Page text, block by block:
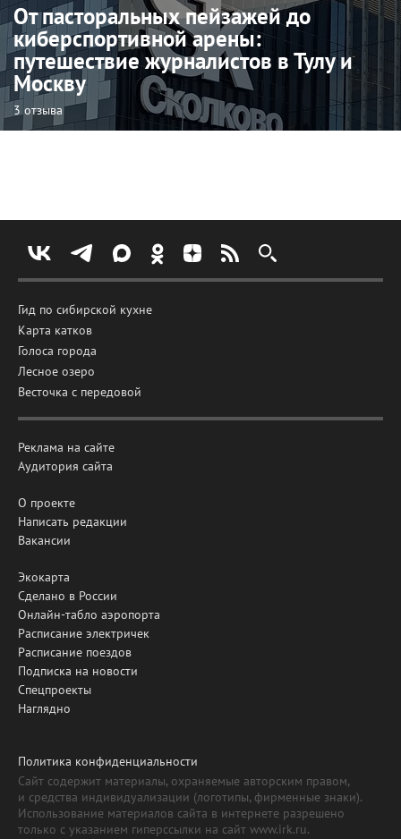
От пасторальных пейзажей до
киберспортивной арены:
путешествие журналистов в Тулу и
Москву
3 отзыва
Гид по сибирской кухне
Карта катков
Голоса города
Лесное озеро
Весточка с передовой
Реклама на сайте
Аудитория сайта
О проекте
Написать редакции
Вакансии
Экокарта
Сделано в России
Онлайн-табло аэропорта
Расписание электричек
Расписание поездов
Подписка на новости
Спецпроекты
Наглядно
Политика конфиденциальности
Сайт содержит материалы, охраняемые авторским правом,
и средства индивидуализации (логотипы, фирменные знаки).
Использование материалов сайта в интернете разрешено
только с указанием гиперссылки на сайт www.irk.ru.